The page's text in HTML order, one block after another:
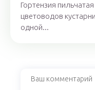
Гортензия
цветоводов
одной...